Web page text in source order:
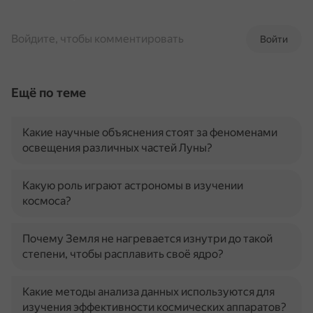
Войти
Войдите, чтобы комментировать
Ещё по теме
Какие научные объяснения стоят за феноменами
освещения различных частей Луны?
Какую роль играют астрономы в изучении
космоса?
Почему Земля не нагревается изнутри до такой
степени, чтобы расплавить своё ядро?
Какие методы анализа данных используются для
изучения эффективности космических аппаратов?